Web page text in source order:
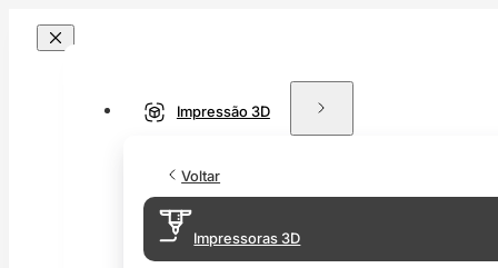
Impressão 3D
Voltar
Impressoras 3D